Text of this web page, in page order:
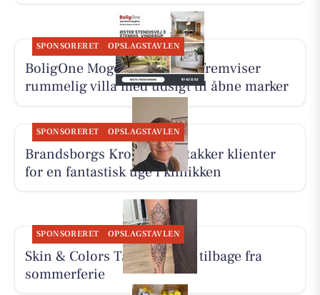
SPONSORERET OPSLAGSTAVLEN
BoligOne Mogens Kragh I/S fremviser
rummelig villa med udsigt til åbne marker
SPONSORERET OPSLAGSTAVLEN
Brandsborgs Kropsterapi takker klienter
for en fantastisk uge i klinikken
SPONSORERET OPSLAGSTAVLEN
Skin & Colors Tattoo ApS er tilbage fra
sommerferie